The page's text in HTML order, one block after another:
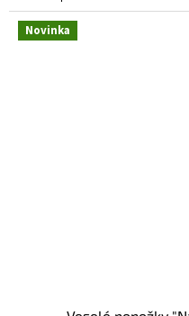
Novinka